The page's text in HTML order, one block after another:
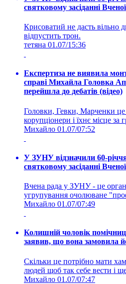
святковому засіданні
Крисоватий не дасть вільно
відпустить трон.
тетяна 01.07/15:36
Експертиза не виявила
справі Михайла Головка
перейшла до дебатів (відео)
Головки, Гевки, Марченки це
корупціонери і їхнє місце за
Михайло 01.07/07:52
У ЗУНУ відзначили 60-
святковому засіданні
Вчена рада у ЗУНУ - це
угрупування очолюване
Михайло 01.07/07:49
Колишній чоловік
заявив, що вона замовила
Скільки це потрібно мати
людей щоб так себе вести і
Михайло 01.07/07:47